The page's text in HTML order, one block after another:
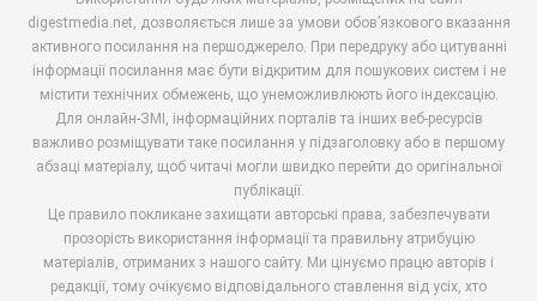
digestmedia.net, дозволяється лише за умови обов’язкового вказання
активного посилання на першоджерело. При передруку або цитуванні
інформації посилання має бути відкритим для пошукових систем і не
містити технічних обмежень, що унеможливлюють його індексацію.
Для онлайн-ЗМІ, інформаційних порталів та інших веб-ресурсів
важливо розміщувати таке посилання у підзаголовку або в першому
абзаці матеріалу, щоб читачі могли швидко перейти до оригінальної
публікації.
Це правило покликане захищати авторські права, забезпечувати
прозорість використання інформації та правильну атрибуцію
матеріалів, отриманих з нашого сайту. Ми цінуємо працю авторів і
редакції, тому очікуємо відповідального ставлення від усіх, хто